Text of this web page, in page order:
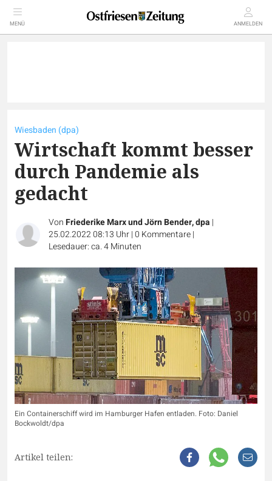
MENÜ ANMELDEN
Wiesbaden (dpa)
Wirtschaft kommt besser
durch Pandemie als
gedacht
VonFriederike Marx und Jörn Bender, dpa |
25.02.2022 08:13 Uhr|0 Kommentare|
Lesedauer: ca. 4 Minuten
Ein Containerschiff wird im Hamburger Hafen entladen. Foto: Daniel
Bockwoldt/dpa
Artikel teilen: